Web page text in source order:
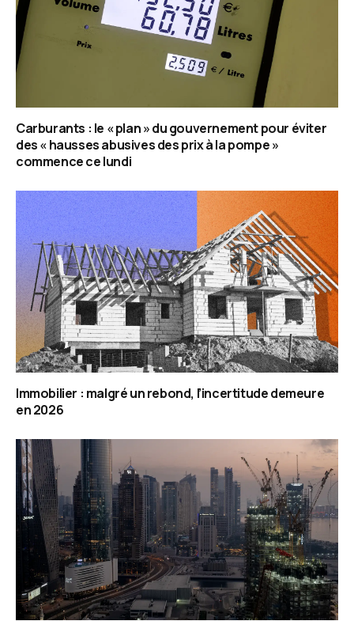
Carburants : le « plan » du gouvernement pour éviter
des « hausses abusives des prix à la pompe »
commence ce lundi
Immobilier : malgré un rebond, l’incertitude demeure
en 2026